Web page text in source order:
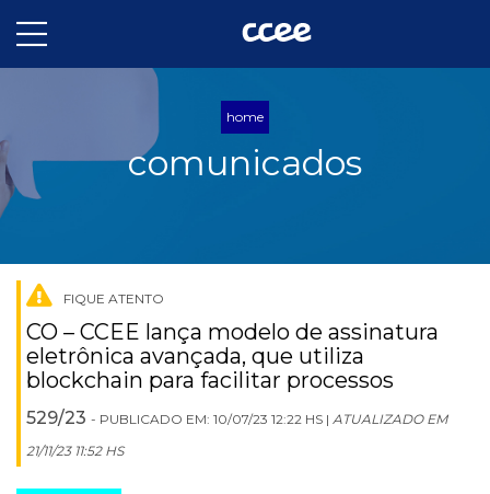
home
comunicados
FIQUE ATENTO
CO – CCEE lança modelo de assinatura
eletrônica avançada, que utiliza
blockchain para facilitar processos
529/23 - PUBLICADO EM: 10/07/23 12:22 HS | ATUALIZADO EM
21/11/23 11:52 HS